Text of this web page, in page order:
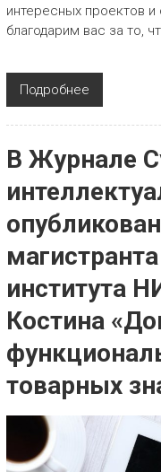
интересных проектов
благодарим вас за то,
Подробнее
В Журнале
института
Костина
товарных